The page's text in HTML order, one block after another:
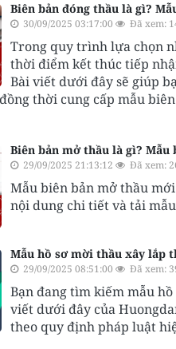
Biên bản đóng thầu là gì?
30/09/2025 03:17:00 Đã xem:
Trong quy trình lựa chọn
thời điểm kết thúc tiếp
Bài viết dưới đây sẽ giúp
thời cung cấp mẫu
Biên bản mở thầu là gì?
29/09/2025 21:13:12 Đã xem:
Mẫu biên bản mở thầu
nội dung chi tiết và tải
Mẫu hồ sơ mời thầu xây lắp
29/09/2025 08:51:00 Đã xem:
Bạn đang tìm kiếm mẫu
viết dưới đây của
theo quy định pháp luật